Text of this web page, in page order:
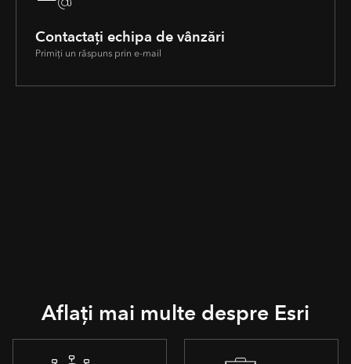
Contactați echipa de vânzări
Primiți un răspuns prin e-mail
Aflați mai multe despre Esri